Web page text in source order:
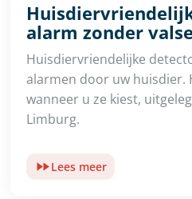
alarm zonder
Huisdiervriendelijke
alarmen door uw huisdier.
wanneer u ze kiest,
Limburg.
Lees meer